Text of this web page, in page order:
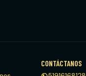
CONTÁCTANOS